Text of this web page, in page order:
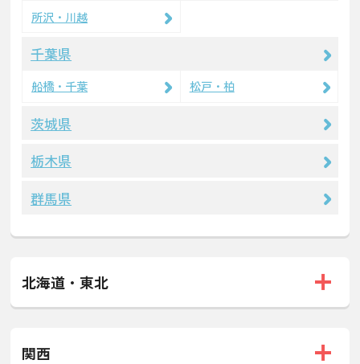
所沢・川越
千葉県
船橋・千葉 松戸・柏
茨城県
栃木県
群馬県
北海道・東北
関西